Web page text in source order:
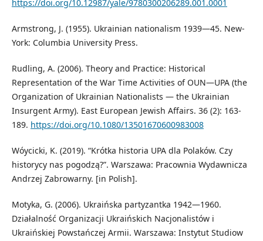
https://doi.org/10.12987/yale/9780300206289.001.0001
Armstrong, J. (1955). Ukrainian nationalism 1939—45. New-
York: Columbia University Press.
Rudling, A. (2006). Theory and Practice: Historical
Representation of the War Time Activities of OUN—UPA (the
Organization of Ukrainian Nationalists — the Ukrainian
Insurgent Army). East European Jewish Affairs. 36 (2): 163-
189. https://doi.org/10.1080/13501670600983008
Wóycicki, K. (2019). “Krótka historia UPA dla Polaków. Czy
historycy nas pogodzą?”. Warszawa: Pracownia Wydawnicza
Andrzej Zabrowarny. [in Polish].
Motyka, G. (2006). Ukraińska partyzantka 1942—1960.
Działalność Organizacji Ukraińskich Nacjonalistów i
Ukraińskiej Powstańczej Armii. Warszawa: Instytut Studiow